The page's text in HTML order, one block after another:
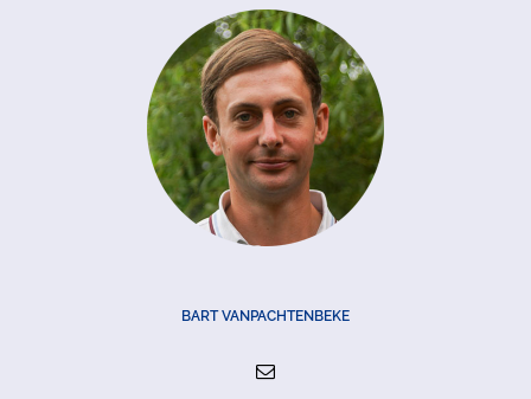
BART VANPACHTENBEKE